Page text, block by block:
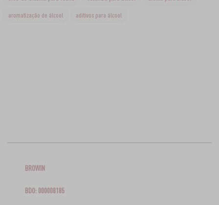
aromatização de álcool aditivos para álcool
BROWIN
BDO: 000008185